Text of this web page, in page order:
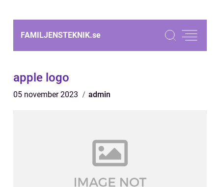
FAMILJENSTEKNIK.se
apple logo
05 november 2023 admin